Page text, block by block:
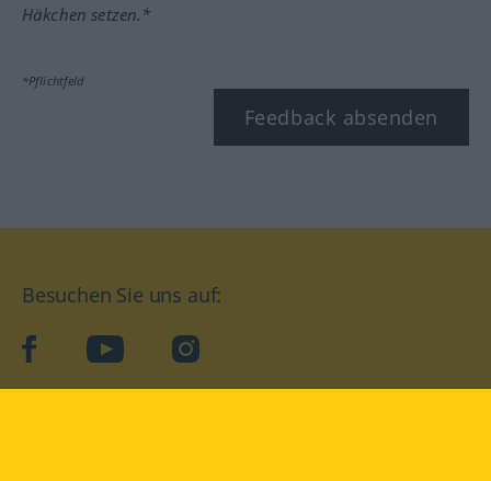
Häkchen setzen.*
*Pflichtfeld
Feedback absenden
Besuchen Sie uns auf:
facebookYouTube Instagram